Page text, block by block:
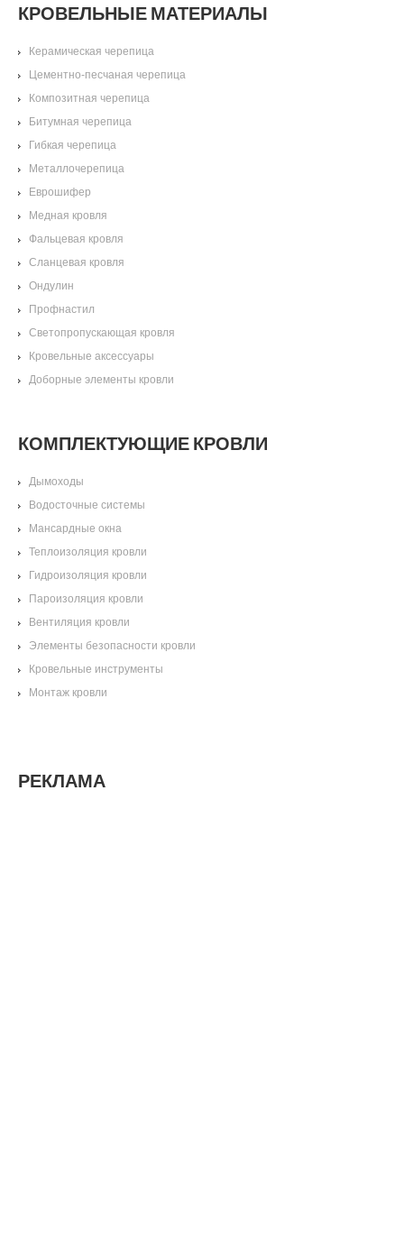
КРОВЕЛЬНЫЕ МАТЕРИАЛЫ
Керамическая черепица
Цементно-песчаная черепица
Композитная черепица
Битумная черепица
Гибкая черепица
Металлочерепица
Еврошифер
Медная кровля
Фальцевая кровля
Сланцевая кровля
Ондулин
Профнастил
Светопропускающая кровля
Кровельные аксессуары
Доборные элементы кровли
КОМПЛЕКТУЮЩИЕ КРОВЛИ
Дымоходы
Водосточные системы
Мансардные окна
Теплоизоляция кровли
Гидроизоляция кровли
Пароизоляция кровли
Вентиляция кровли
Элементы безопасности кровли
Кровельные инструменты
Монтаж кровли
РЕКЛАМА